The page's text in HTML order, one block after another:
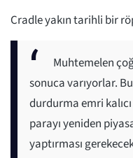
Cradle yakın tarihli bir
Muhtemelen
sonuca varıyorlar.
durdurma emri
parayı yeniden
yaptırması